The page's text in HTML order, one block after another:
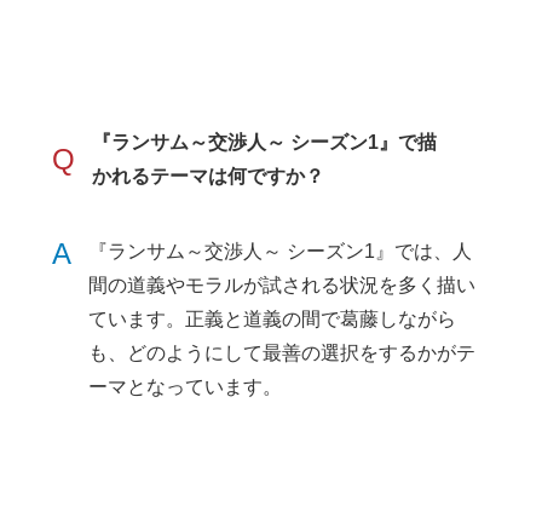
Q
『ランサム～交渉人～ シーズン1』で描
かれるテーマは何ですか？
A
『ランサム～交渉人～ シーズン1』では、人
間の道義やモラルが試される状況を多く描い
ています。正義と道義の間で葛藤しながら
も、どのようにして最善の選択をするかがテ
ーマとなっています。